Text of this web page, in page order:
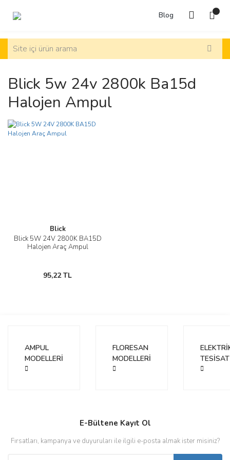
Blog
Blick 5w 24v 2800k Ba15d
Halojen Ampul
Blick
Blick 5W 24V 2800K BA15D
Halojen Araç Ampul
95,22 TL
AMPUL
MODELLERİ
FLORESAN
MODELLERİ
TESİSAT
E-Bültene Kayıt Ol
Fırsatları, kampanya ve duyuruları ile ilgili e-posta almak ister misiniz?